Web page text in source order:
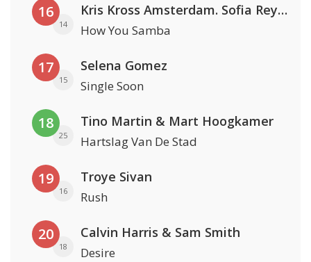
16
14
Kris Kross Amsterdam. Sofia Reyes & Tinie Tempah
How You Samba
17
15
Selena Gomez
Single Soon
18
25
Tino Martin & Mart Hoogkamer
Hartslag Van De Stad
19
16
Troye Sivan
Rush
20
18
Calvin Harris & Sam Smith
Desire